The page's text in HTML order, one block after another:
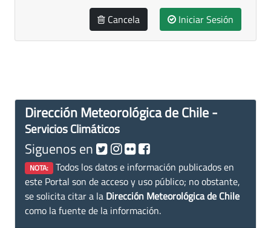
Cancela Iniciar Sesión
Dirección Meteorológica de Chile -
Servicios Climáticos
Siguenos en
NOTA: Todos los datos e información publicados en
este Portal son de acceso y uso público; no obstante,
se solicita citar a la Dirección Meteorológica de Chile
como la fuente de la información.